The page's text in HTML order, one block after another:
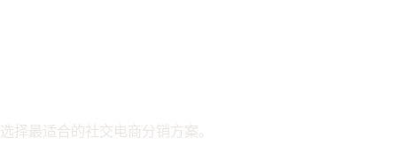
择最适合的社交电商分销方案。